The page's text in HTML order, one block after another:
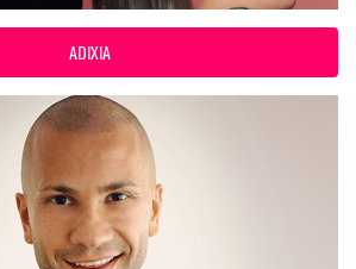
ADIXIA